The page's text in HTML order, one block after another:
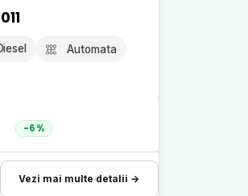
Automata
-6%
Vezi mai multe detalii →